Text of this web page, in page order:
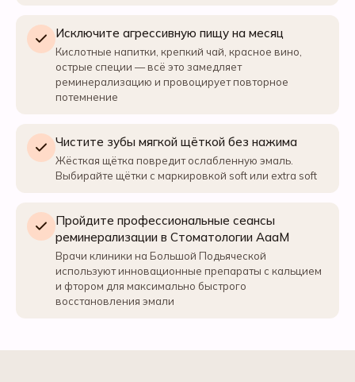
Исключите агрессивную пищу на месяц
Кислотные напитки, крепкий чай, красное вино,
острые специи — всё это замедляет
реминерализацию и провоцирует повторное
потемнение
Чистите зубы мягкой щёткой без нажима
Жёсткая щётка повредит ослабленную эмаль.
Выбирайте щётки с маркировкой soft или extra soft
Пройдите профессиональные сеансы
реминерализации в Стоматологии АааМ
Врачи клиники на Большой Подьяческой
используют инновационные препараты с кальцием
и фтором для максимально быстрого
восстановления эмали